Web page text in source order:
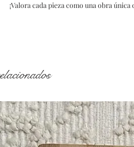
¡Valora cada pieza como una obra